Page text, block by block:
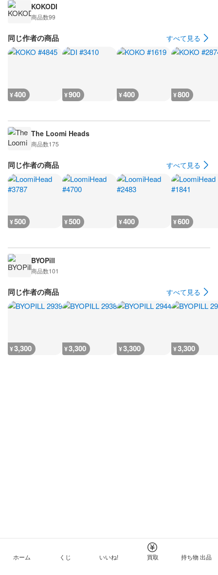
KOKODI
商品数99
同じ作者の商品 すべて見る
¥400 ¥900 ¥400 ¥800
The Loomi Heads
商品数175
同じ作者の商品 すべて見る
¥500 ¥500 ¥400 ¥600
BYOPill
商品数101
同じ作者の商品 すべて見る
¥3,300 ¥3,300 ¥3,300 ¥3,300
ホーム くじ いいね! 買取 持ち物 出品